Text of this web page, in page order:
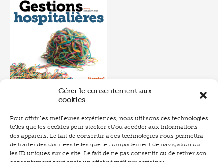
Gérer le consentement aux
cookies
Pour offrir les meilleures expériences, nous utilisons des technologies
telles que les cookies pour stocker et/ou accéder aux informations
des appareils. Le fait de consentir à ces technologies nous permettra
de traiter des données telles que le comportement de navigation ou
les ID uniques sur ce site. Le fait de ne pas consentir ou de retirer son
Numéro 657- juin 2026